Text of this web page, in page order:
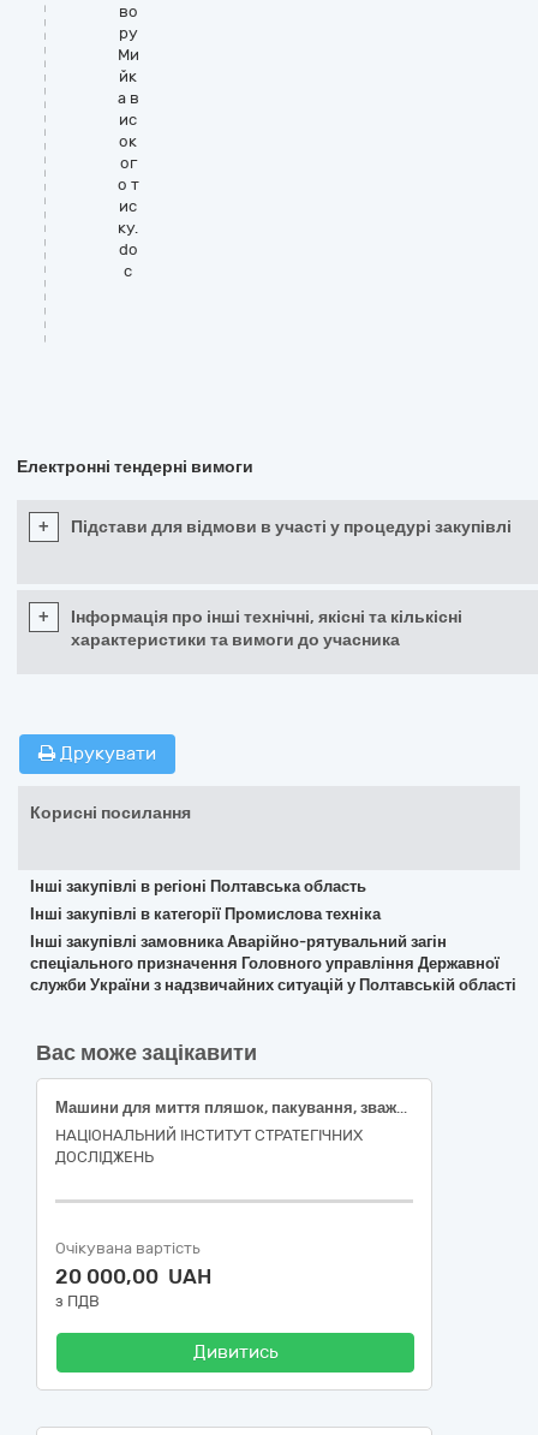
во
ру
Ми
йк
а в
ис
ок
ог
о т
ис
ку.
do
c
Електронні тендерні вимоги
+ Підстави для відмови в участі у процедурі закупівлі
+
Інформація про інші технічні, якісні та кількісні
характеристики та вимоги до учасника
Друкувати
Корисні посилання
Інші закупівлі в регіоні Полтавська область
Інші закупівлі в категорії Промислова техніка
Інші закупівлі замовника Аварійно-рятувальний загін
спеціального призначення Головного управління Державної
служби України з надзвичайних ситуацій у Полтавській області
Вас може зацікавити
Машини для миття пляшок, пакування, зважування та розпилювання (Мийка високого тиску)
НАЦІОНАЛЬНИЙ ІНСТИТУТ СТРАТЕГІЧНИХ
ДОСЛІДЖЕНЬ
Очікувана вартість
20 000,00 UAH
з ПДВ
Дивитись